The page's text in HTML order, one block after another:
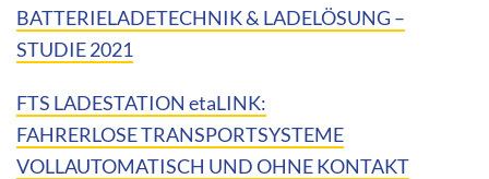
BATTERIELADETECHNIK & LADELÖSUNG –
STUDIE 2021
FTS LADESTATION etaLINK:
FAHRERLOSE TRANSPORTSYSTEME
VOLLAUTOMATISCH UND OHNE KONTAKT